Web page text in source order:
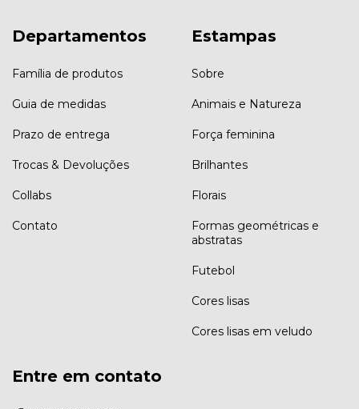
Departamentos
Família de produtos
Guia de medidas
Prazo de entrega
Trocas & Devoluções
Collabs
Contato
Estampas
Sobre
Animais e Natureza
Força feminina
Brilhantes
Florais
Formas geométricas e
abstratas
Futebol
Cores lisas
Cores lisas em veludo
Entre em contato